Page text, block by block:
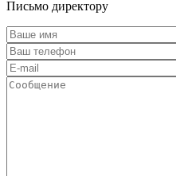
Письмо директору